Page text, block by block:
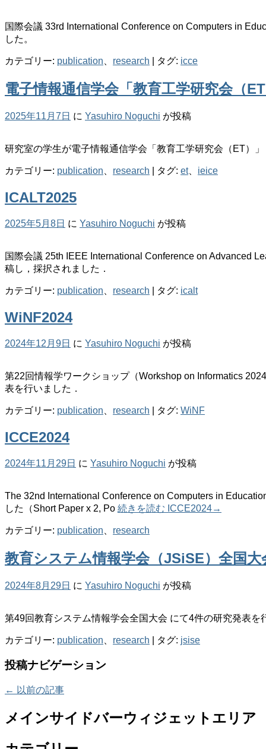
国際会議 33rd International Conference on Computers in
した。
カテゴリー: publication、 research タグ: icce
電子情報通信学会「教育工学研究会（
2025年11月7日 に Yasuhiro Noguchi が投稿
研究室の学生が電子情報通信学会「教育工学研究会（ET）
カテゴリー: publication research タグ: et、 ieice
ICALT2025
2025年5月8日 に Yasuhiro Noguchi が投稿
国際会議 25th IEEE International Conference on Advanced
稿し，採択されました．
カテゴリー: publication research タグ: icalt
WiNF2024
2024年12月9日 に Yasuhiro Noguchi が投稿
第22回情報学ワークショップ（Workshop on Informatics
表を行いました．
カテゴリー: publication research タグ: WiNF
ICCE2024
2024年11月29日 に Yasuhiro Noguchi が投稿
The 32nd International Conference on Computers in
した（Short Paper x 2, Po 続きを読む ICCE2024→
カテゴリー: publication research
教育システム情報学会（JSiSE）全国大
2024年8月29日 に Yasuhiro Noguchi が投稿
第49回教育システム情報学会全国大会 にて4件の研究発表を
カテゴリー: publication research タグ: jsise
投稿ナビゲーション
← 以前の記事
メインサイドバーウィジェットエリア